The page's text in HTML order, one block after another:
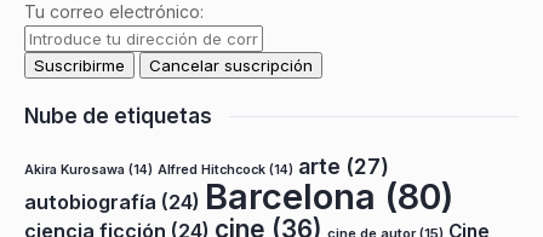
Tu correo electrónico:
Nube de etiquetas
Akira Kurosawa (14) Alfred Hitchcock (14) arte (27)
autobiografía (24) Barcelona (80)
ciencia ficción (24) cine (36) cine de autor(15) Cine